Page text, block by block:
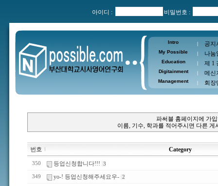
아이디 : 비밀번호 :
Intro | 공지
My Possible | 나눔
Education | 제 1
Digitainment | 메신
Management | 회장
파써블 홈페이지에 가
이름, 기수, 학과를 적어주시면 다른
번호 Category
350 등업신청합니다!!! 3
349 yo-! 등업신청해주세요우- 2